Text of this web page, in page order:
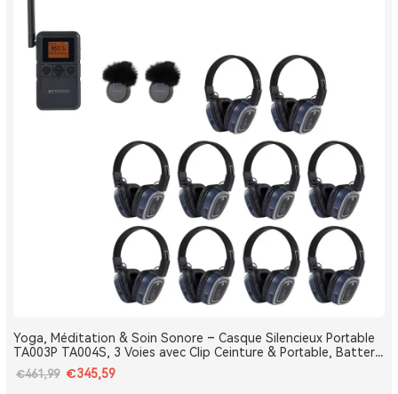
Yoga, Méditation & Soin Sonore – Casque Silencieux Portable
TA003P TA004S, 3 Voies avec Clip Ceinture & Portable, Batterie
Amovible, Bluetooth, Bass Boost
€461,99 €345,59